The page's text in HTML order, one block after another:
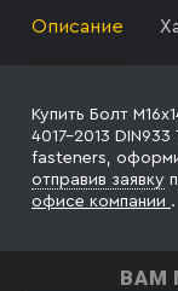
Описание
Купить Болт
4017-2013
fasteners,
отправив заявку
офисе компании .
ВАМ